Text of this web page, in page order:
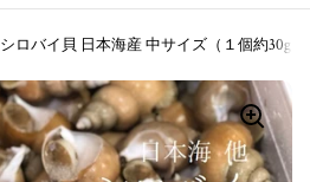
シロバイ貝 日本海産 中サイズ（１個約30g